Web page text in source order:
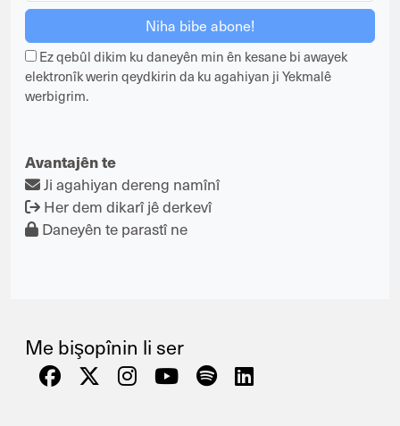
Ez qebûl dikim ku daneyên min ên kesane bi awayek
elektronîk werin qeydkirin da ku agahiyan ji Yekmalê
werbigrim.
Avantajên te
Ji agahiyan dereng namînî
Her dem dikarî jê derkevî
Daneyên te parastî ne
Me bişopînin li ser